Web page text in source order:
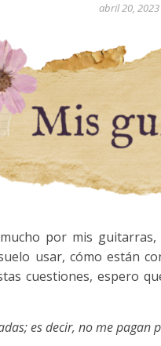
abril 20, 2023
por mis
usar, cómo están
cuestiones, espero
es decir, no me pagan